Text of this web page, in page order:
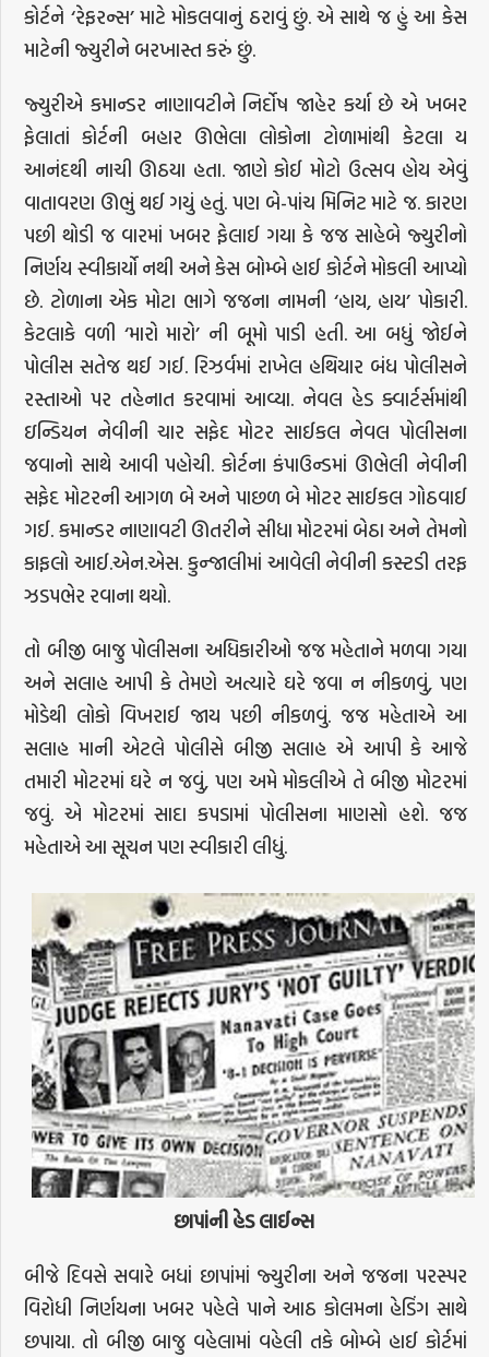
કોર્ટને ‘રેફરન્સ’ માટે મોકલવાનું ઠરાવું છું. એ સાથે જ હું આ કેસ
માટેની જ્યુરીને બરખાસ્ત કરું છું.
જ્યુરીએ કમાન્ડર નાણાવટીને નિર્દોષ જાહેર કર્યા છે એ ખબર
ફેલાતાં કોર્ટની બહાર ઊભેલા લોકોના ટોળામાંથી કેટલા ય
આનંદથી નાચી ઊઠયા હતા. જાણે કોઈ મોટો ઉત્સવ હોય એવું
વાતાવરણ ઊભું થઈ ગયું હતું. પણ બે-પાંચ મિનિટ માટે જ. કારણ
પછી થોડી જ વારમાં ખબર ફેલાઈ ગયા કે જજ સાહેબે જ્યુરીનો
નિર્ણય સ્વીકાર્યો નથી અને કેસ બોમ્બે હાઈ કોર્ટને મોકલી આપ્યો
છે. ટોળાના એક મોટા ભાગે જજના નામની ‘હાય, હાય’ પોકારી.
કેટલાકે વળી ‘મારો મારો’ ની બૂમો પાડી હતી. આ બધું જોઈને
પોલીસ સતેજ થઈ ગઈ. રિઝર્વમાં રાખેલ હથિયાર બંધ પોલીસને
રસ્તાઓ પર તહેનાત કરવામાં આવ્યા. નેવલ હેડ ક્વાર્ટર્સમાંથી
ઇન્ડિયન નેવીની ચાર સફેદ મોટર સાઈકલ નેવલ પોલીસના
જવાનો સાથે આવી પહોચી. કોર્ટના કંપાઉન્ડમાં ઊભેલી નેવીની
સફેદ મોટરની આગળ બે અને પાછળ બે મોટર સાઈકલ ગોઠવાઈ
ગઈ. કમાન્ડર નાણાવટી ઊતરીને સીધા મોટરમાં બેઠા અને તેમનો
કાફલો આઈ.એન.એસ. કુન્જાલીમાં આવેલી નેવીની કસ્ટડી તરફ
ઝડપભેર રવાના થયો.
તો બીજી બાજુ પોલીસના અધિકારીઓ જજ મહેતાને મળવા ગયા
અને સલાહ આપી કે તેમણે અત્યારે ઘરે જવા ન નીકળવું, પણ
મોડેથી લોકો વિખરાઈ જાય પછી નીકળવું. જજ મહેતાએ આ
સલાહ માની એટલે પોલીસે બીજી સલાહ એ આપી કે આજે
તમારી મોટરમાં ઘરે ન જવું, પણ અમે મોકલીએ તે બીજી મોટરમાં
જવું. એ મોટરમાં સાદા કપડામાં પોલીસના માણસો હશે. જજ
મહેતાએ આ સૂચન પણ સ્વીકારી લીધું.
છાપાંની હેડ લાઈન્સ
બીજે દિવસે સવારે બધાં છાપાંમાં જ્યુરીના અને જજના પરસ્પર
વિરોધી નિર્ણયના ખબર પહેલે પાને આઠ કોલમના હેડિંગ સાથે
છપાયા. તો બીજી બાજુ વહેલામાં વહેલી તકે બોમ્બે હાઈ કોર્ટમાં